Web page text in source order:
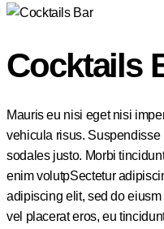
Cocktails
Mauris eu nisi eget nisi
vehicula risus. Suspendisse
sodales justo. Morbi
enim volutpSectetur
adipiscing elit, sed do
vel placerat eros, eu